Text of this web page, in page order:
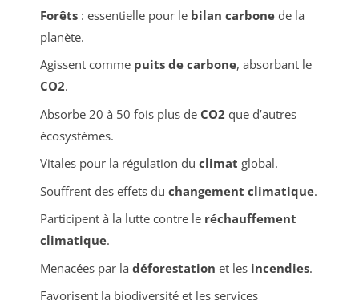
Forêts: essentielle pour le bilan carbonede la
planète.
Agissent comme puits de carbone, absorbant le
CO2.
Absorbe 20 à 50 fois plus de CO2 que d’autres
écosystèmes.
Vitales pour la régulation du climat global.
Souffrent des effets du changement climatique.
Participent à la lutte contre le réchauffement
climatique.
Menacées par la déforestation et les incendies.
Favorisent la biodiversité et les services